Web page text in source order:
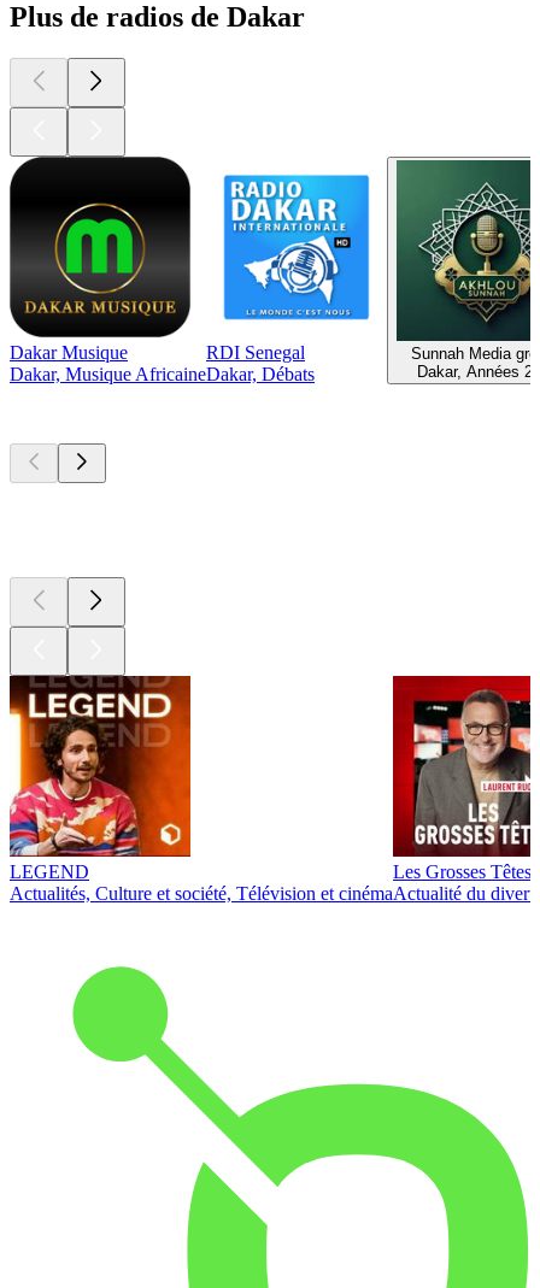
Plus de radios de Dakar
Dakar Musique
Dakar, Musique Africaine
RDI Senegal
Dakar, Débats
Sunnah Media
Dakar, Années
LEGEND
Actualités, Culture et société, Télévision et cinéma
Les Grosses Têtes
Actualité du